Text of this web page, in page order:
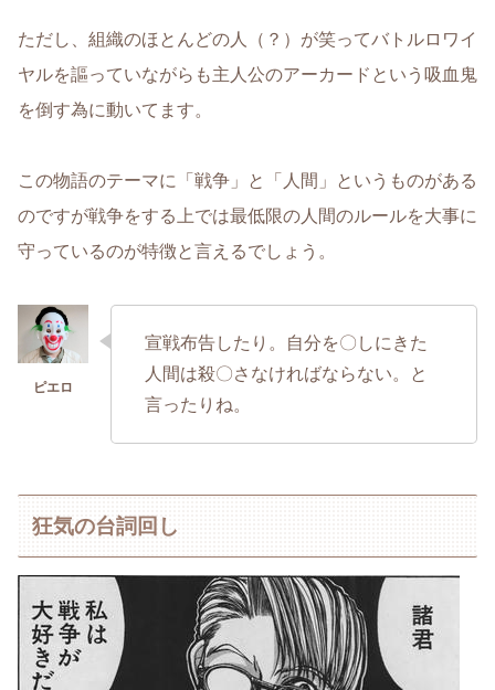
ただし、組織のほとんどの人（？）が笑ってバトルロワイ
ヤルを謳っていながらも主人公のアーカードという吸血鬼
を倒す為に動いてます。
この物語のテーマに「戦争」と「人間」というものがある
のですが戦争をする上では最低限の人間のルールを大事に
守っているのが特徴と言えるでしょう。
宣戦布告したり。自分を〇しにきた
人間は殺〇さなければならない。と
言ったりね。
狂気の台詞回し